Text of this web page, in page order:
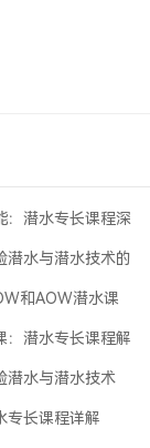
：潜水专长课程深
潜水与潜水技术的
和AOW潜水课
：潜水专长课程解
潜水与潜水技术
专长课程详解